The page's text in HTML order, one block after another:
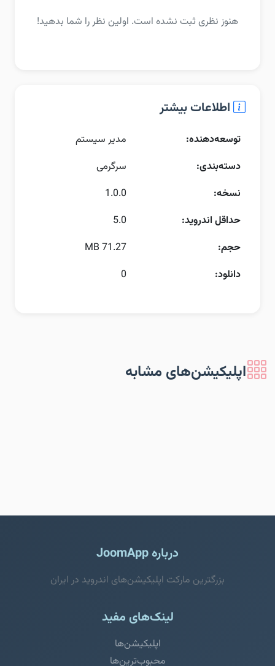
هنوز نظری ثبت نشده است. اولین نظر را شما بدهید!
اطلاعات بیشتر
توسعه‌دهنده:
مدیر سیستم
دسته‌بندی:
سرگرمی
نسخه:
1.0.0
حداقل اندروید:
5.0
حجم:
71.27 MB
دانلود:
0
اپلیکیشن‌های مشابه
درباره JoomApp
بزرگترین مارکت اپلیکیشن‌های اندروید در ایران
لینک‌های مفید
اپلیکیشن‌ها
محبوب‌ترین‌ها